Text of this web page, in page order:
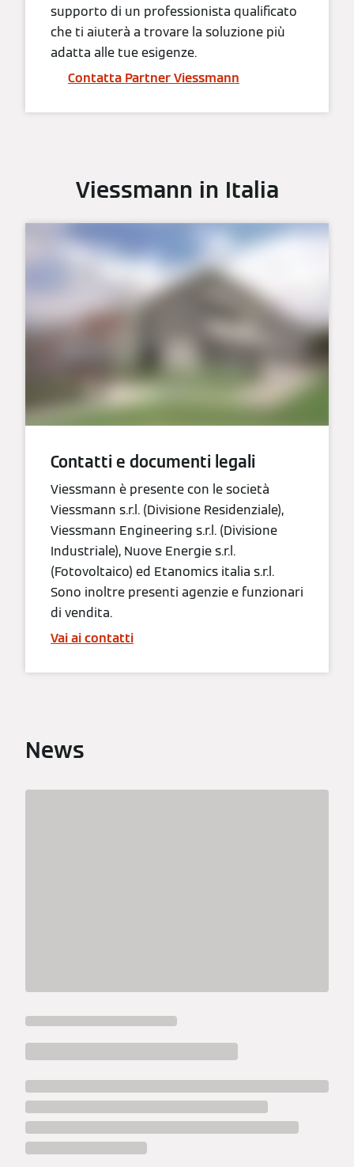
supporto di un professionista qualificato
che ti aiuterà a trovare la soluzione più
adatta alle tue esigenze.
Contatta Partner Viessmann
Viessmann in Italia
Contatti e documenti legali
Viessmann è presente con le società
Viessmann s.r.l. (Divisione Residenziale),
Viessmann Engineering s.r.l. (Divisione
Industriale), Nuove Energie s.r.l.
(Fotovoltaico) ed Etanomics italia s.r.l.
Sono inoltre presenti agenzie e funzionari
di vendita.
Vai ai contatti
News